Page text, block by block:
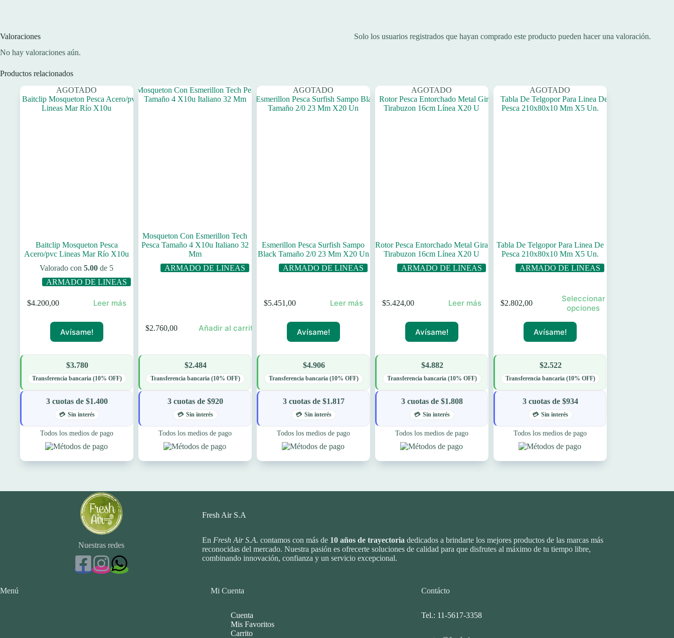
Valoraciones
No hay valoraciones aún.
Solo los usuarios registrados que hayan comprado este producto pueden hacer una valoración.
Productos relacionados
AGOTADO
Baitclip Mosqueton Pesca
Acero/pvc Lineas Mar Río X10u
Valorado con5.00 de 5
ARMADO DE LINEAS
$4.200,00 Leer más
Avísame!
$3.780
Transferencia bancaria (10% OFF)
3 cuotas de $1.400
Sin interés
Todos los medios de pago
Mosqueton Con Esmerillon Tech
Pesca Tamaño 4 X10u Italiano 32
Mm
ARMADO DE LINEAS
$2.760,00 Añadir al carrito
$2.484
Transferencia bancaria (10% OFF)
3 cuotas de $920
Sin interés
Todos los medios de pago
AGOTADO
Esmerillon Pesca Surfish Sampo
Black Tamaño 2/0 23 Mm X20 Un
ARMADO DE LINEAS
$5.451,00 Leer más
Avísame!
$4.906
Transferencia bancaria (10% OFF)
3 cuotas de $1.817
Sin interés
Todos los medios de pago
AGOTADO
Rotor Pesca Entorchado Metal Gira
Tirabuzon 16cm Línea X20 U
ARMADO DE LINEAS
$5.424,00 Leer más
Avísame!
$4.882
Transferencia bancaria (10% OFF)
3 cuotas de $1.808
Sin interés
Todos los medios de pago
AGOTADO
Tabla De Telgopor Para Linea De
Pesca 210x80x10 Mm X5 Un.
ARMADO DE LINEAS
$2.802,00
Seleccionar
opciones
producto
producto
Avísame!
$2.522
Transferencia bancaria (10% OFF)
3 cuotas de $934
Sin interés
Todos los medios de pago
Nuestras redes
Fresh Air S.A
EnFresh Air S.A. contamos con más de 10 años de trayectoria dedicados a brindarte los mejores productos de las marcas más
reconocidas del mercado. Nuestra pasión es ofrecerte soluciones de calidad para que disfrutes al máximo de tu tiempo libre,
combinando innovación, confianza y un servicio excepcional.
Menú Mi Cuenta
Cuenta
Mis Favoritos
Carrito
Contácto
Tel.: 11-5617-3358